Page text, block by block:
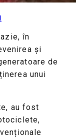
în
și
de
unui
au fost